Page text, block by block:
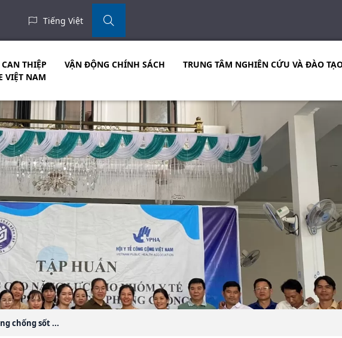
Tiếng Việt
THIỆP VẬN ĐỘNG CHÍNH SÁCH TRUNG TÂM NGHIÊN CỨU VÀ ĐÀO
VIỆT NAM
chống sốt ...